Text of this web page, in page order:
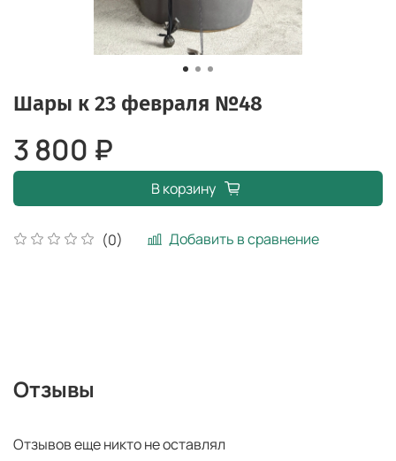
Шары к 23 февраля №48
(0) Добавить в сравнение
3 800 ₽
В корзину
Отзывы
Отзывов еще никто не оставлял